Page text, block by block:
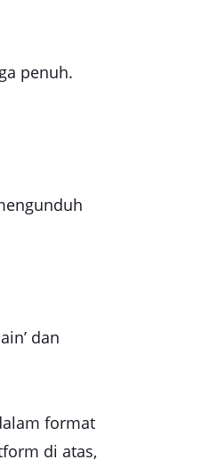
penuh.
dan
format
di atas,